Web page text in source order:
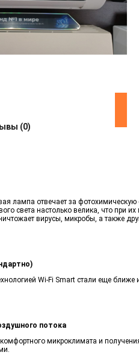
(0)
лампа отвечает за фотохимическую
света настолько велика, что
вирусы, микробы, а также
Wi-Fi Smart стали еще
потока
микроклимата и